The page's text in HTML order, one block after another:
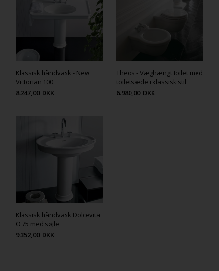
Klassisk håndvask - New
Victorian 100
8.247,00 DKK
Theos - Væghængt toilet med
toiletsæde i klassisk stil
6.980,00 DKK
Klassisk håndvask Dolcevita
O 75 med søjle
9.352,00 DKK